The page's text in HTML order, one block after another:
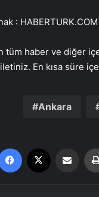
: HABERTURK.COM
tüm haber ve diğer
En kısa süre
Ankara
Facebook Email'den